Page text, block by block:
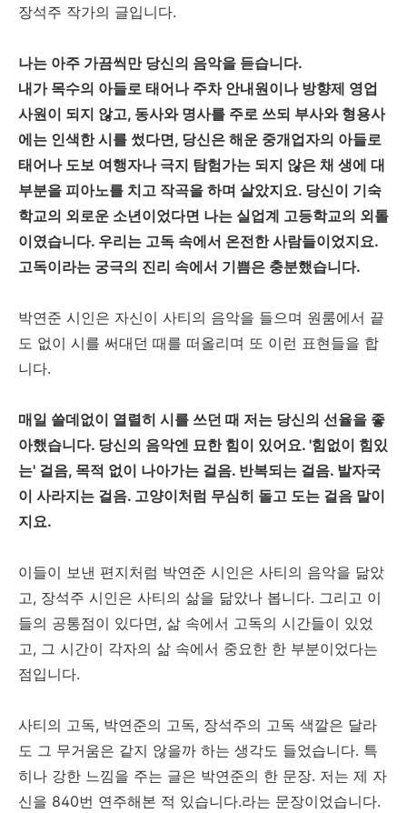
장석주 작가의 글입니다.
나는 아주 가끔씩만 당신의 음악을 듣습니다.
내가 목수의 아들로 태어나 주차 안내원이나 방향제 영업
사원이 되지 않고, 동사와 명사를 주로 쓰되 부사와 형용사
에는 인색한 시를 썼다면, 당신은 해운 중개업자의 아들로
태어나 도보 여행자나 극지 탐험가는 되지 않은 채 생에 대
부분을 피아노를 치고 작곡을 하며 살았지요. 당신이 기숙
학교의 외로운 소년이었다면 나는 실업계 고등학교의 외톨
이였습니다. 우리는 고독 속에서 온전한 사람들이었지요.
고독이라는 궁극의 진리 속에서 기쁨은 충분했습니다.
박연준 시인은 자신이 사티의 음악을 들으며 원룸에서 끝
도 없이 시를 써대던 때를 떠올리며 또 이런 표현들을 합
니다.
매일 쓸데없이 열렬히 시를 쓰던 때 저는 당신의 선율을 좋
아했습니다. 당신의 음악엔 묘한 힘이 있어요. '힘없이 힘있
는' 걸음, 목적 없이 나아가는 걸음. 반복되는 걸음. 발자국
이 사라지는 걸음. 고양이처럼 무심히 돌고 도는 걸음 말이
지요.
이들이 보낸 편지처럼 박연준 시인은 사티의 음악을 닮았
고, 장석주 시인은 사티의 삶을 닮았나 봅니다. 그리고 이
들의 공통점이 있다면, 삶 속에서 고독의 시간들이 있었
고, 그 시간이 각자의 삶 속에서 중요한 한 부분이었다는
점입니다.
사티의 고독, 박연준의 고독, 장석주의 고독 색깔은 달라
도 그 무거움은 같지 않을까 하는 생각도 들었습니다. 특
히나 강한 느낌을 주는 글은 박연준의 한 문장. 저는 제 자
신을 840번 연주해본 적 있습니다.라는 문장이었습니다.